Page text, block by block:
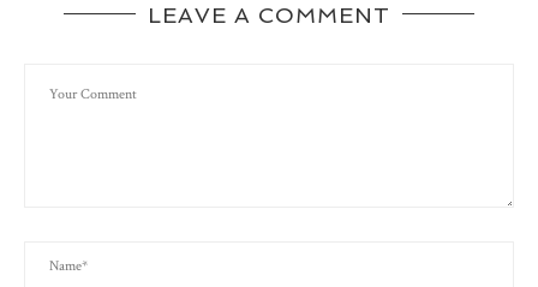
LEAVE A COMMENT